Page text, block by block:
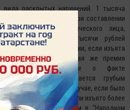
вида раскрытых нарушений. 1 тысяча
заявку при составлении
в отношении физического лица,
нарушение. 2 тысячи рублей
нарушении, если изъята
до 100 литров. Такая же премия
заявление о факте
поскольку это считается грубым
в том случае, если было
факту нарушения или если изъято более
дел по сообщениям в "Народном